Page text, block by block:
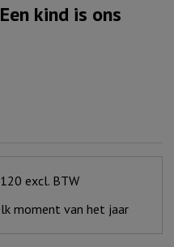
kind is ons
excl. BTW
moment van het jaar